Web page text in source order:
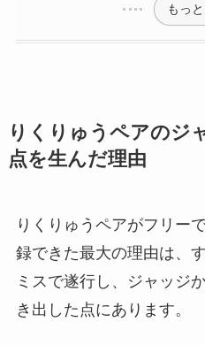
もっ
りくりゅうペアのジ
点を生んだ理由
りくりゅうペアがフリー
録できた最大の理由は、
ミスで遂行し、ジャッジ
き出した点にあります。